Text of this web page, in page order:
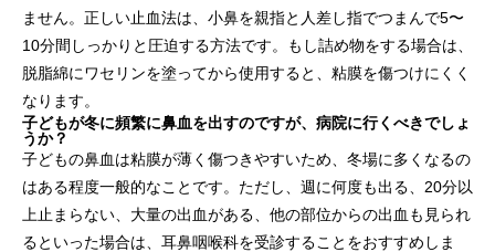
ません。正しい止血法は、小鼻を親指と人差し指でつまんで5〜
10分間しっかりと圧迫する方法です。もし詰め物をする場合は、
脱脂綿にワセリンを塗ってから使用すると、粘膜を傷つけにくく
なります。
子どもが冬に頻繁に鼻血を出すのですが、病院に行くべきでしょ
うか？
子どもの鼻血は粘膜が薄く傷つきやすいため、冬場に多くなるの
はある程度一般的なことです。ただし、週に何度も出る、20分以
上止まらない、大量の出血がある、他の部位からの出血も見られ
るといった場合は、耳鼻咽喉科を受診することをおすすめしま